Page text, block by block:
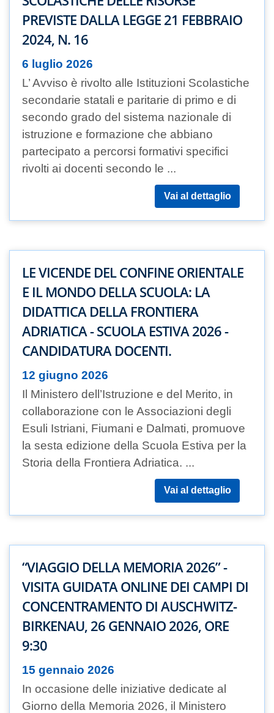
PREVISTE DALLA LEGGE 21 FEBBRAIO
2024, N. 16
6 luglio 2026
L’ Avviso è rivolto alle Istituzioni Scolastiche
secondarie statali e paritarie di primo e di
secondo grado del sistema nazionale di
istruzione e formazione che abbiano
partecipato a percorsi formativi specifici
rivolti ai docenti secondo le ...
Vai al dettaglio
LE VICENDE DEL CONFINE ORIENTALE
E IL MONDO DELLA SCUOLA: LA
DIDATTICA DELLA FRONTIERA
ADRIATICA - SCUOLA ESTIVA 2026 -
CANDIDATURA DOCENTI.
12 giugno 2026
Il Ministero dell’Istruzione e del Merito, in
collaborazione con le Associazioni degli
Esuli Istriani, Fiumani e Dalmati, promuove
la sesta edizione della Scuola Estiva per la
Storia della Frontiera Adriatica. ...
Vai al dettaglio
“VIAGGIO DELLA MEMORIA 2026” -
VISITA GUIDATA ONLINE DEI CAMPI DI
CONCENTRAMENTO DI AUSCHWITZ-
BIRKENAU, 26 GENNAIO 2026, ORE
9:30
15 gennaio 2026
In occasione delle iniziative dedicate al
Giorno della Memoria 2026, il Ministero